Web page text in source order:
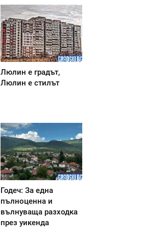
Люлин е градът,
Люлин е стилът
Годеч: За една
пълноценна и
вълнуваща разходка
през уикенда